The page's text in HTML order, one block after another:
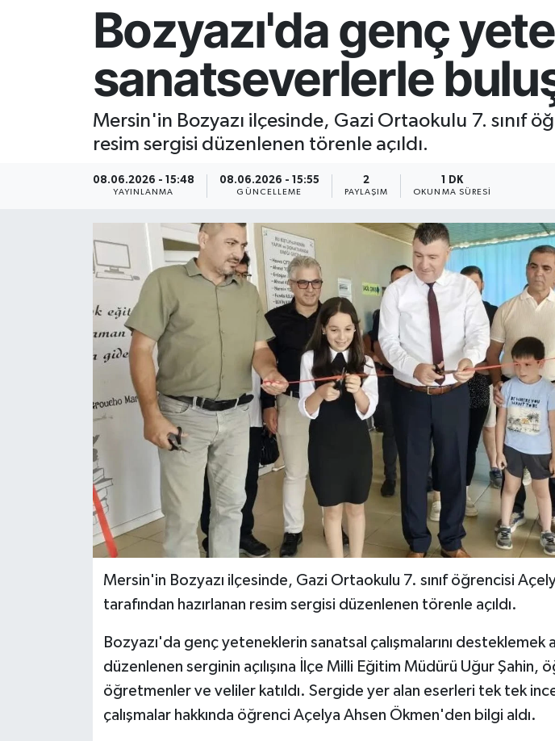
Bozyazı'da genç
sanatseverlerle
Mersin'in Bozyazı ilçesinde, Gazi Ortaokulu 7. sınıf
resim sergisi düzenlenen törenle açıldı.
08.06.2026 - 15:48
YAYINLANMA
08.06.2026 - 15:55
GÜNCELLEME
2
PAYLAŞIM
1 DK
OKUNMA SÜRESI
Mersin'in Bozyazı ilçesinde, Gazi Ortaokulu 7. sınıf öğrencisi
tarafından hazırlanan resim sergisi düzenlenen törenle açıldı.
Bozyazı'da genç yeteneklerin sanatsal çalışmalarını desteklemek
düzenlenen serginin açılışına İlçe Milli Eğitim Müdürü Uğur Şahin,
öğretmenler ve veliler katıldı. Sergide yer alan eserleri tek tek
çalışmalar hakkında öğrenci Açelya Ahsen Ökmen'den bilgi aldı.
Resmi İlan